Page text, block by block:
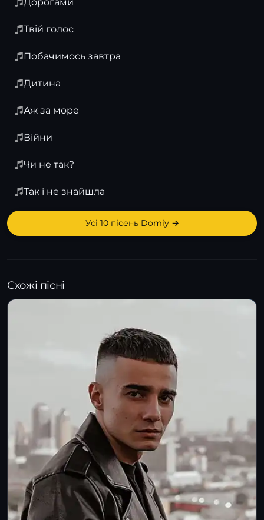
Твій голос
Побачимось завтра
Дитина
Аж за море
Війни
Чи не так?
Так і не знайшла
Усі 10 пісень Domiy →
Схожі пісні